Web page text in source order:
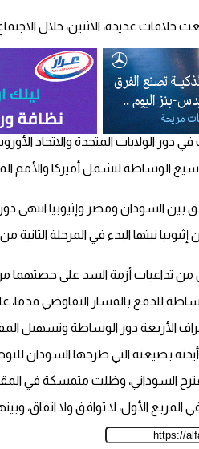
عديدة، الاثنين، خلال
الولايات المتحدة والاتحاد
لتشمل أميركا والأمم
بين السودان ومصر وإثيوبيا انتهى
نيتها البدء في المرحلة
تداعيات أزمة السد على حصتهما من
بالمسار التفاوضي قدما، على
الأربعة دور الوساطة وتسهيل
بصيغته التي طرحها السودان
السوداني، وظلت متمسكة في
المربع الأول، لا توافق ولا